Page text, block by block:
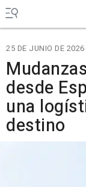
25 DE JUNIO DE 2026
desde
una
destino